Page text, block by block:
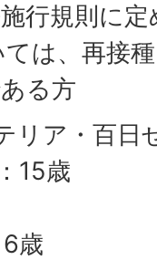
行規則に
は、再接
る方
リア・百日
15歳
歳